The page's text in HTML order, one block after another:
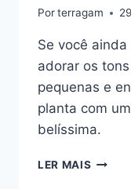
Porterragam
Se você
adorar os
pequenas e
planta com
belíssima.
LER MAIS